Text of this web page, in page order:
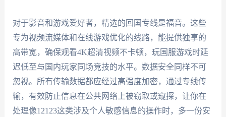
对于影音和游戏爱好者，精选的回国专线是福音。这些
专为视频流媒体和在线游戏优化的线路，能提供独享的
高带宽，确保观看4K超清视频不卡顿，玩国服游戏时延
迟低至与国内玩家同场竞技的水平。数据安全同样不可
忽视。所有传输数据都应经过高强度加密，通过专线传
输，有效防止信息在公共网络上被窃取或窥探，让你在
处理像12123这类涉及个人敏感信息的操作时，多一份安